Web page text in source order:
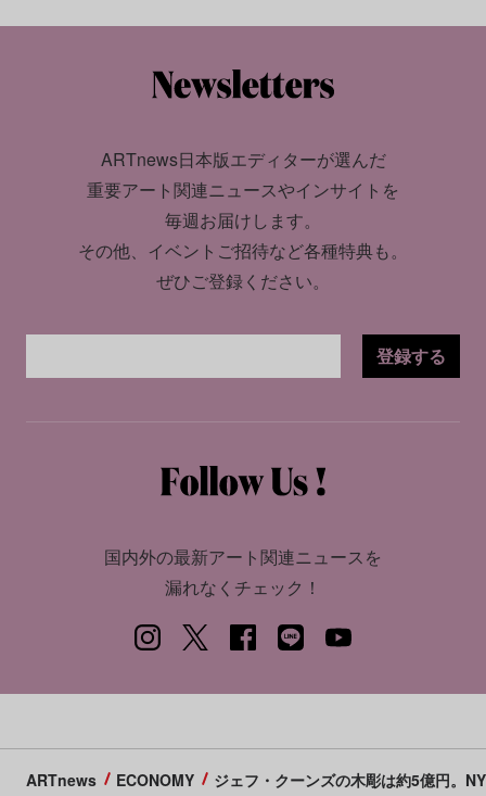
ARTnews日本版エディターが選んだ
重要アート関連ニュースやインサイトを
毎週お届けします。
その他、イベントご招待など各種特典も。
ぜひご登録ください。
登録する
国内外の最新アート関連ニュースを
漏れなくチェック！
ARTnews ECONOMY ジェフ・クーンズの木彫は約5億円。